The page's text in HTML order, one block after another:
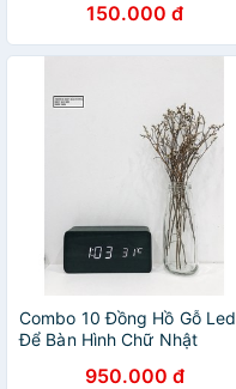
150.000 đ
Combo 10 Đồng Hồ Gỗ Led
Để Bàn Hình Chữ Nhật
950.000 đ